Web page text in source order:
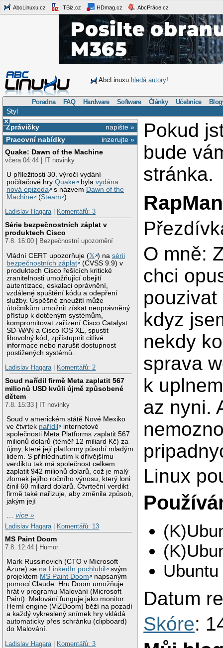
AbcLinuxu.cz ITBiz.cz HDmag.cz AbcPráce.cz
AbcLinuxu hledá autory!
Poradna FAQ Hardware Software Články Učebnice
Styl
×
napište »
Zprávičky
inzerujte »
Pracovní nabídky
Quake: Dawn of the Machine
včera 04:44 | IT novinky
U příležitosti 30. výročí vydání
počítačové hryQuake bylavydána
nová epizoda
s názvem Dawn of the
Machine
(Steam ).
Ladislav Hagara| Komentářů: 3
Série bezpečnostních záplat v
produktech Cisco
7.8. 16:00 | Bezpečnostní upozornění
Vládní CERT upozorňuje (𝕏 ) nasérii
bezpečnostních záplat
(CVSS 9.9) v
produktech Cisco řešících kritické
zranitelnosti umožňující obejití
autentizace, eskalaci oprávnění,
vzdálené spuštění kódu a odepření
služby. Úspěšné zneužití může
útočníkům umožnit získat neoprávněný
přístup k dotčeným systémům,
kompromitovat zařízení Cisco Catalyst
SD-WAN a Cisco IOS XE, spustit
libovolný kód, zpřístupnit citlivé
informace nebo narušit dostupnost
postižených systémů.
Ladislav Hagara| Komentářů: 2
Soud nařídil firmě Meta zaplatit 567
milionů USD kvůli újmě způsobené
dětem
7.8. 15:33 | IT novinky
Soud v americkém státě Nové Mexiko
ve čtvrtek nařídil
internetové
společnosti Meta Platforms zaplatit 567
milionů dolarů (téměř 12 miliard Kč) za
újmy, které její platformy působí mladým
lidem. S přihlédnutím k dřívějšímu
verdiktu tak má společnost celkem
zaplatit 942 milionů dolarů, což je malý
zlomek jejího ročního výnosu, který loni
činil 60 miliard dolarů. Čtvrteční verdikt
firmě také nařizuje, aby změnila způsob,
jakým její
…více »
Ladislav Hagara
Komentářů: 13
MS Paint Doom
7.8. 12:44 | Humor
Mark Russinovich (CTO v Microsoft
Azure) se na LinkedIn pochlubil
svým
projektem MS Paint Doom
napsaným
pomocí Claude. Hru Doom umožňuje
hrát v programu Malování (Microsoft
Paint). Malování funguje jako monitor.
Herní engine (ViZDoom) běží na pozadí
a každý vykreslený snímek hry vkládá
automaticky přes schránku (clipboard)
do Malování.
Ladislav Hagara
Komentářů: 3
Pokud
bude
stránka.
RapMan
O mně:
chci
kdyz
nekdy
sprava
k
az nyni.
Linux
Datum
Skóre: